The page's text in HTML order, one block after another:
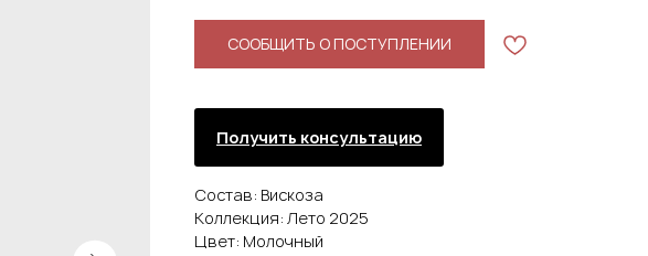
СООБЩИТЬ О ПОСТУПЛЕНИИ
Получить консультацию
Состав: Вискоза
Коллекция: Лето 2025
Цвет: Молочный